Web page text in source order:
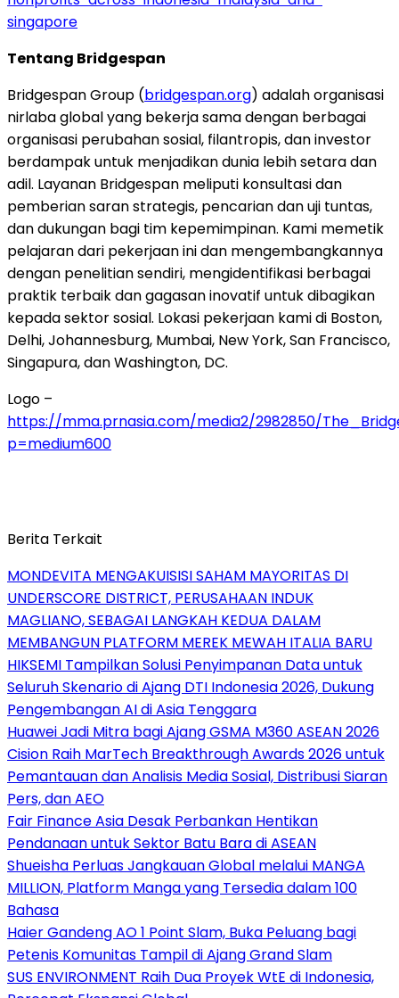
singapore
Tentang Bridgespan
Bridgespan Group (bridgespan.org) adalah organisasi
nirlaba global yang bekerja sama dengan berbagai
organisasi perubahan sosial, filantropis, dan investor
berdampak untuk menjadikan dunia lebih setara dan
adil. Layanan Bridgespan meliputi konsultasi dan
pemberian saran strategis, pencarian dan uji tuntas,
dan dukungan bagi tim kepemimpinan. Kami memetik
pelajaran dari pekerjaan ini dan mengembangkannya
dengan penelitian sendiri, mengidentifikasi berbagai
praktik terbaik dan gagasan inovatif untuk dibagikan
kepada sektor sosial. Lokasi pekerjaan kami di Boston,
Delhi, Johannesburg, Mumbai, New York, San Francisco,
Singapura, dan Washington, DC.
Logo –
https://mma.prnasia.com/media2/2982850/
p=medium600
Berita Terkait
MONDEVITA MENGAKUISISI SAHAM MAYORITAS DI
UNDERSCORE DISTRICT, PERUSAHAAN INDUK
MAGLIANO, SEBAGAI LANGKAH KEDUA DALAM
MEMBANGUN PLATFORM MEREK MEWAH ITALIA BARU
HIKSEMI Tampilkan Solusi Penyimpanan Data untuk
Seluruh Skenario di Ajang DTI Indonesia 2026, Dukung
Pengembangan AI di Asia Tenggara
Huawei Jadi Mitra bagi Ajang GSMA M360 ASEAN 2026
Cision Raih MarTech Breakthrough Awards 2026 untuk
Pemantauan dan Analisis Media Sosial, Distribusi Siaran
Pers, dan AEO
Fair Finance Asia Desak Perbankan Hentikan
Pendanaan untuk Sektor Batu Bara di ASEAN
Shueisha Perluas Jangkauan Global melalui MANGA
MILLION, Platform Manga yang Tersedia dalam 100
Bahasa
Haier Gandeng AO 1 Point Slam, Buka Peluang bagi
Petenis Komunitas Tampil di Ajang Grand Slam
SUS ENVIRONMENT Raih Dua Proyek WtE di Indonesia,